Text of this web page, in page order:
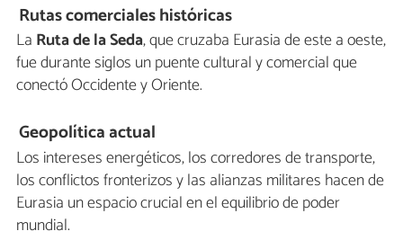
Rutas comerciales históricas
La Ruta de la Seda, que cruzaba Eurasia de este a oeste,
fue durante siglos un puente cultural y comercial que
conectó Occidente y Oriente.
Geopolítica actual
Los intereses energéticos, los corredores de transporte,
los conflictos fronterizos y las alianzas militares hacen de
Eurasia un espacio crucial en el equilibrio de poder
mundial.